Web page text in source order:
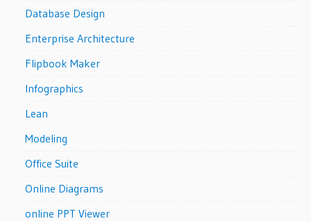
Database Design
Enterprise Architecture
Flipbook Maker
Infographics
Lean
Modeling
Office Suite
Online Diagrams
online PPT Viewer